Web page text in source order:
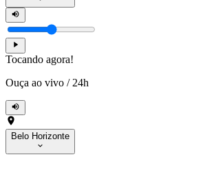
Tocando agora!
Ouça ao vivo / 24h
Belo Horizonte